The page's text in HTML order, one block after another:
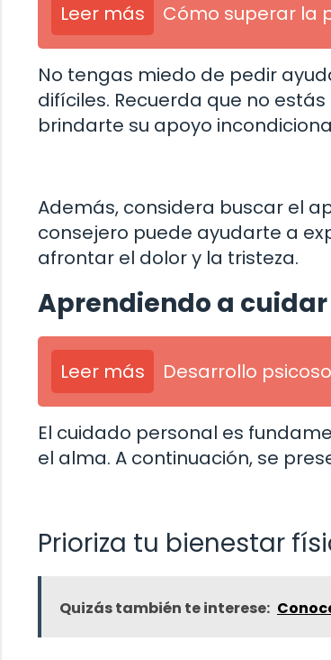
Leer más Cómo superar la
No tengas miedo de pedir
difíciles. Recuerda que no
brindarte su apoyo
Además, considera buscar el
consejero puede ayudarte a
afrontar el dolor y la tristeza.
Aprendiendo a
Leer más Desarrollo
El cuidado personal es
el alma. A continuación, se
Prioriza tu bienestar
Quizás también te interese: